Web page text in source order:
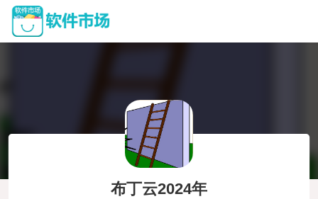
布丁云2024年